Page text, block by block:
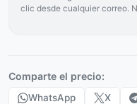
clic desde cualquier correo.
Comparte el precio:
WhatsApp X